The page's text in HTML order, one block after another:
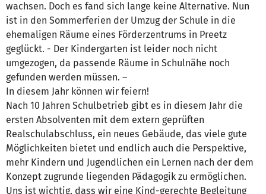
wachsen. Doch es fand sich lange keine Alternative. Nun
ist in den Sommerferien der Umzug der Schule in die
ehemaligen Räume eines Förderzentrums in Preetz
geglückt. - Der Kindergarten ist leider noch nicht
umgezogen, da passende Räume in Schulnähe noch
gefunden werden müssen. –
In diesem Jahr können wir feiern!
Nach 10 Jahren Schulbetrieb gibt es in diesem Jahr die
ersten Absolventen mit dem extern geprüften
Realschulabschluss, ein neues Gebäude, das viele gute
Möglichkeiten bietet und endlich auch die Perspektive,
mehr Kindern und Jugendlichen ein Lernen nach der dem
Konzept zugrunde liegenden Pädagogik zu ermöglichen.
Uns ist wichtig, dass wir eine Kind-gerechte Begleitung